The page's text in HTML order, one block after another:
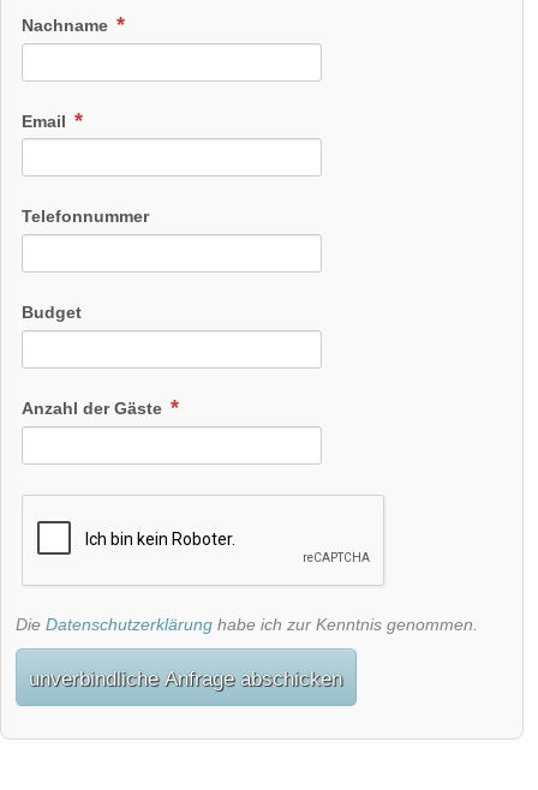
Nachname
Email
Telefonnummer
Budget
Anzahl der Gäste
Die Datenschutzerklärung habe ich zur Kenntnis genommen.
unverbindliche Anfrage abschicken